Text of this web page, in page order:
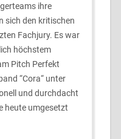
ihre
sich den kritischen
Fachjury. Es war
höchstem
Pitch Perfekt
“Cora“ unter
und durchdacht
heute umgesetzt